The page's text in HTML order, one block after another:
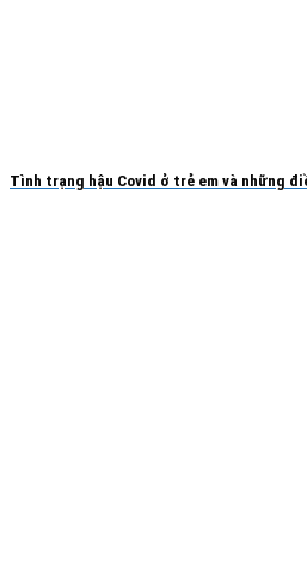
Tình trạng hậu Covid ở trẻ em và những